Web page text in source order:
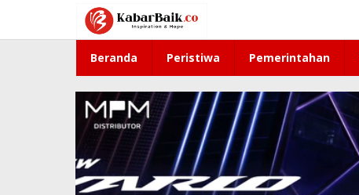
konten
Beranda Peristiwa Pemerintahan